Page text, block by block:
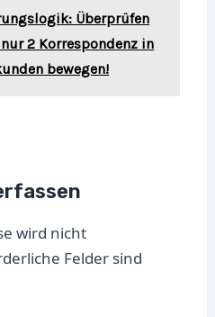
Überprüfen
2 Korrespondenz in
bewegen!
wird nicht
Felder sind